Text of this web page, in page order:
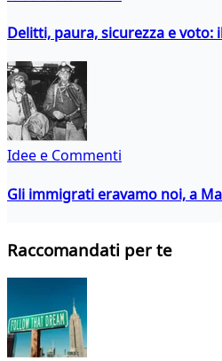
Delitti, paura, sicurezza e
Idee e Commenti
Gli immigrati eravamo noi, a
Raccomandati per te